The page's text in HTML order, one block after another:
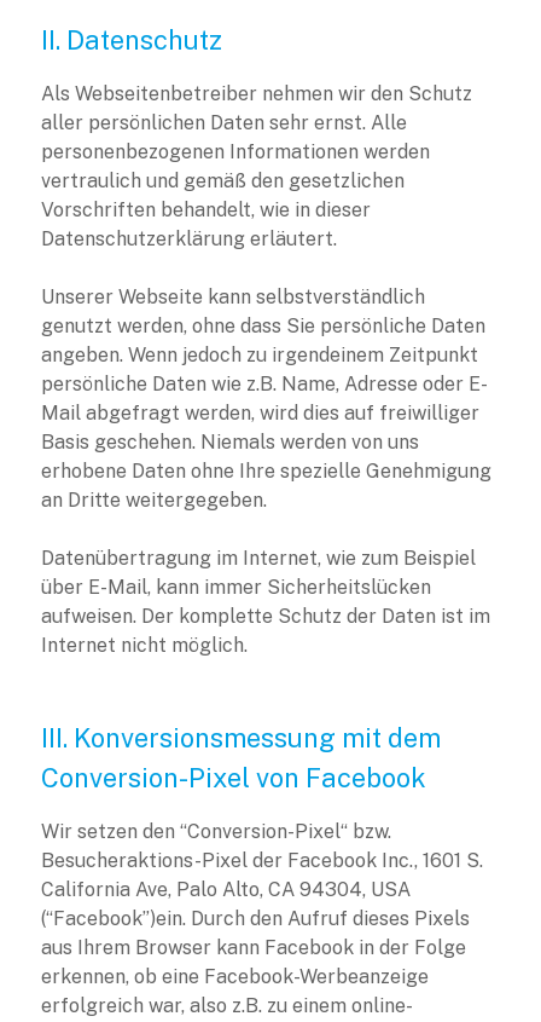
II. Datenschutz
Als Webseitenbetreiber nehmen wir den Schutz
aller persönlichen Daten sehr ernst. Alle
personenbezogenen Informationen werden
vertraulich und gemäß den gesetzlichen
Vorschriften behandelt, wie in dieser
Datenschutzerklärung erläutert.
Unserer Webseite kann selbstverständlich
genutzt werden, ohne dass Sie persönliche Daten
angeben. Wenn jedoch zu irgendeinem Zeitpunkt
persönliche Daten wie z.B. Name, Adresse oder E-
Mail abgefragt werden, wird dies auf freiwilliger
Basis geschehen. Niemals werden von uns
erhobene Daten ohne Ihre spezielle Genehmigung
an Dritte weitergegeben.
Datenübertragung im Internet, wie zum Beispiel
über E-Mail, kann immer Sicherheitslücken
aufweisen. Der komplette Schutz der Daten ist im
Internet nicht möglich.
III. Konversionsmessung mit dem
Conversion-Pixel von Facebook
Wir setzen den “Conversion-Pixel“ bzw.
Besucheraktions-Pixel der Facebook Inc., 1601 S.
California Ave, Palo Alto, CA 94304, USA
(“Facebook”)ein. Durch den Aufruf dieses Pixels
aus Ihrem Browser kann Facebook in der Folge
erkennen, ob eine Facebook-Werbeanzeige
erfolgreich war, also z.B. zu einem online-